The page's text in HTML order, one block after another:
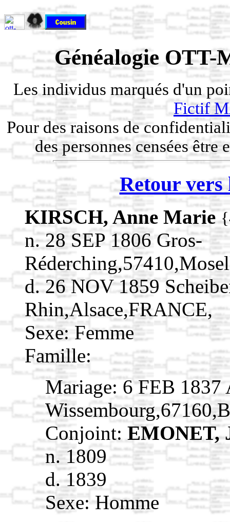
Généalogie OTT-
Les individus marqués d'un
Fictif
Pour des raisons de
des personnes censées
Retour vers
KIRSCH, Anne Marie
n. 28 SEP 1806 Gros-
d. 26 NOV 1859
Rhin,Alsace,FRANCE,
Sexe: Femme
Famille:
Mariage: 6 FEB 1837
Conjoint: EMONET,
n. 1809
d. 1839
Sexe: Homme